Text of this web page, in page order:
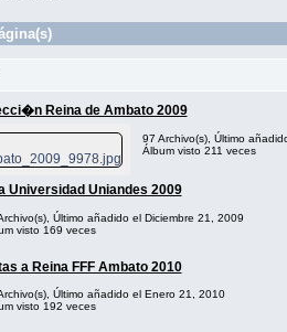
Reina de Ambato 2009
97 Archivo(s), Último
Álbum visto 211 veces
Universidad Uniandes 2009
Último añadido el Diciembre 21, 2009
visto 169 veces
a Reina FFF Ambato 2010
Último añadido el Enero 21, 2010
visto 192 veces